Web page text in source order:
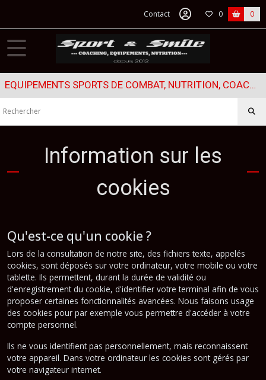
Contact 0 0
EQUIPEMENTS SPORTS DE COMBAT, NUTRITION, COACHING...
Information sur les
cookies
Qu'est-ce qu'un cookie ?
Lors de la consultation de notre site, des fichiers texte, appelés
cookies, sont déposés sur votre ordinateur, votre mobile ou votre
tablette. Ils permettent, durant la durée de validité ou
d'enregistrement du cookie, d'identifier votre terminal afin de vous
proposer certaines fonctionnalités avancées. Nous faisons usage
des cookies pour par exemple vous permettre d'accéder à votre
compte personnel.
Ils ne vous identifient pas personnellement, mais reconnaissent
votre appareil. Dans votre ordinateur les cookies sont gérés par
votre navigateur internet.